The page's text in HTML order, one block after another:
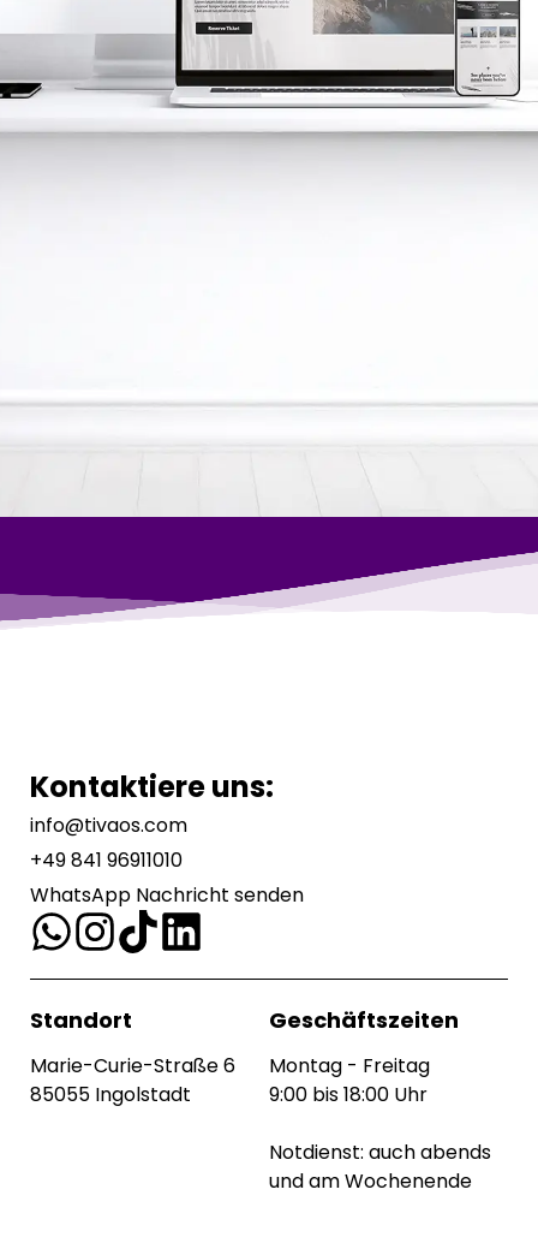
Kontaktiere uns:
info@tivaos.com
+49 841 96911010
WhatsApp Nachricht senden
Standort
Marie-Curie-Straße 6
85055 Ingolstadt
Geschäftszeiten
Montag - Freitag
9:00 bis 18:00 Uhr
Notdienst: auch abends
und am Wochenende